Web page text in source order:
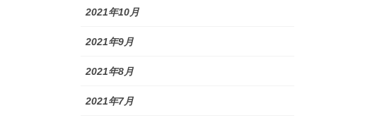
2021年10月
2021年9月
2021年8月
2021年7月